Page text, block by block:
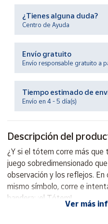
Productos
Solidarios
Ayuda
Contacto
Mapa de
vendedores
Hazte
vendedor
¿Tienes alguna duda?
Centro de Ayuda
Envío gratuito
Envío responsable gratuito a
Tiempo estimado de
Envío en 4 - 5 día(s)
Descripción del
¿Y si el tótem corre más que
juego sobredimensionado
observación y los reflejos.
mismo símbolo, corre e
bandera: ¡el Tótem!
Ver más